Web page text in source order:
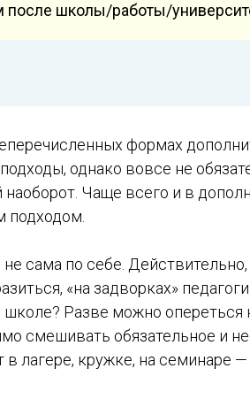
школы/работы/
формах
однако вовсе не
Чаще всего и в
не сама по себе.
«на задворках»
Разве можно опереться
смешивать обязательное и
лагере, кружке, на семинаре